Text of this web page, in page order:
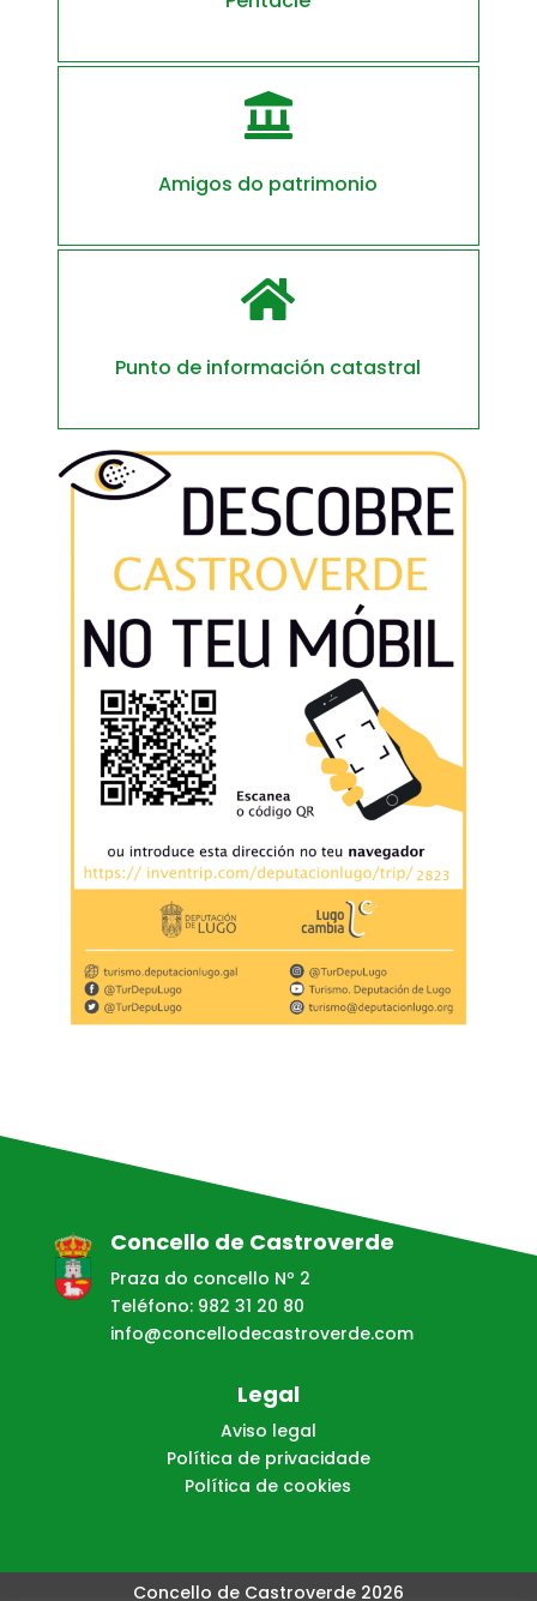

Amigos do patrimonio

Punto de información catastral
Concello de Castroverde
Praza do concello Nº 2
Teléfono: 982 31 20 80
info@concellodecastroverde.com
Legal
Aviso legal
Política de privacidade
Política de cookies
Concello de Castroverde 2026